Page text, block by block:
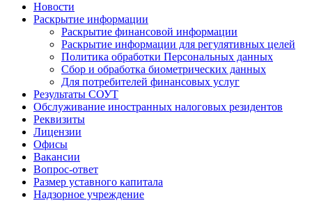
Новости
Раскрытие информации
Раскрытие финансовой информации
Раскрытие информации для регулятивных целей
Политика обработки Персональных данных
Сбор и обработка биометрических данных
Для потребителей финансовых услуг
Результаты СОУТ
Обслуживание иностранных налоговых резидентов
Реквизиты
Лицензии
Офисы
Вакансии
Вопрос-ответ
Размер уставного капитала
Надзорное учреждение